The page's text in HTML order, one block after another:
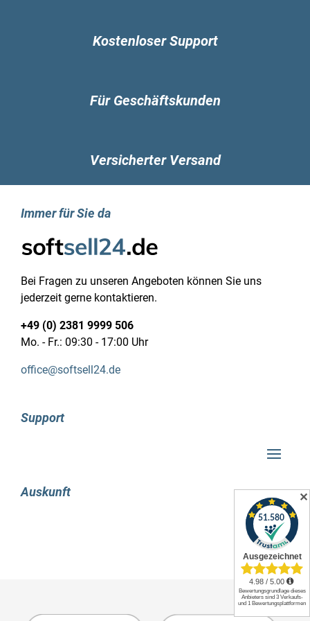
Arbeitsalltag in unterschiedlichsten Aspekten
Ein praktisches Beispiel zur Überwindung von
Sprachbarrieren wurde von Microsoft entwickelt.
mithilfe des Microsoft Translators in eine
visuelle Präsentation ihrer Dokumente,
Dafür kann jetzt die Einbindung skalierbarer
Vektorgrafiken (SVG) mit aktivierten Filtern
verwendet werden.
Diejenigen, die mit dem Programmieren vertraut
sind, werden erfreut darüber sein, dass nun
endlich LaTeX-Formeln unterstützt werden.
eine andere Verbesserung in Bezug auf Formeln.
integriert. Zusätzlich ist es nun möglich, in
Version Professional Plus ermöglichen es den
Hierbei besteht die Möglichkeit, beispielsweise
mathematische Gleichungen aufzuschreiben.
Vor allem bei wichtigen Meetings erweist sich
die Nutzung des Stifts häufig als äußerst
Kostenloser Support
Für Geschäftskunden
Versicherter Versand
Immer für Sie da
Bei Fragen zu unseren Angeboten können Sie uns
jederzeit gerne kontaktieren.
+49 (0) 2381 9999 506
Mo. - Fr.: 09:30 - 17:00 Uhr
office@softsell24.de
Support
Auskunft ✕